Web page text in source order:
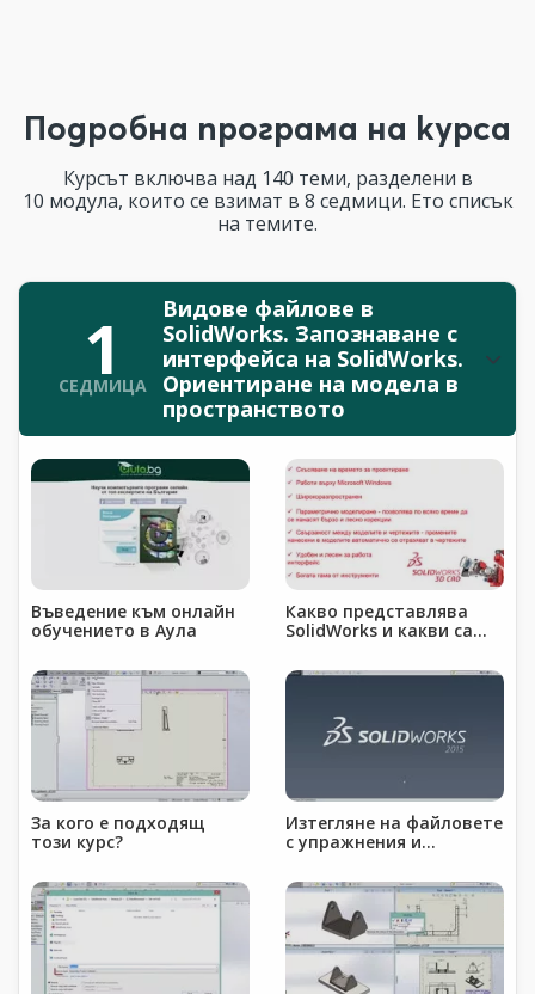
Подробна програма на курса
Курсът включва над 140 теми, разделени в
10 модула, които се взимат в 8 седмици. Ето списък
на темите.
1
СЕДМИЦА
Видове файлове в
SolidWorks. Запознаване с
интерфейса на SolidWorks.
Ориентиране на модела в
пространството
Въведение към онлайн
обучението в Аула
Какво представлява
SolidWorks и какви са
За кого е подходящ
този курс?
Изтегляне на файловете
с упражнения и
работа с тях